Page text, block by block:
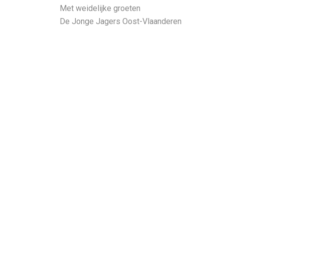
Met weidelijke groeten
De Jonge Jagers Oost-Vlaanderen